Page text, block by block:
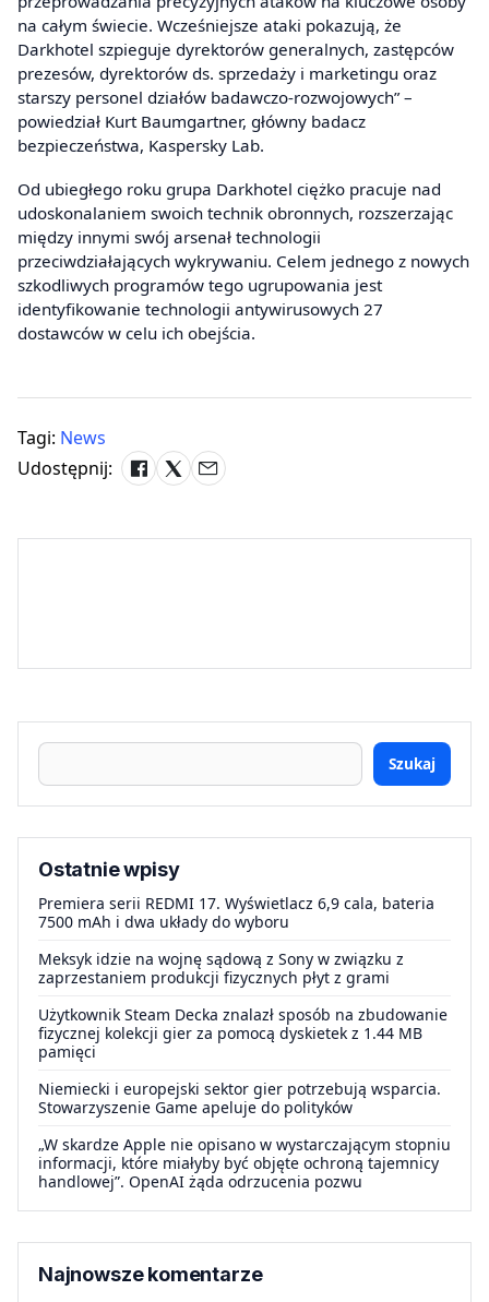
na całym świecie. Wcześniejsze ataki pokazują, że
Darkhotel szpieguje dyrektorów generalnych, zastępców
prezesów, dyrektorów ds. sprzedaży i marketingu oraz
starszy personel działów badawczo-rozwojowych” –
powiedział Kurt Baumgartner, główny badacz
bezpieczeństwa, Kaspersky Lab.
Od ubiegłego roku grupa Darkhotel ciężko pracuje nad
udoskonalaniem swoich technik obronnych, rozszerzając
między innymi swój arsenał technologii
przeciwdziałających wykrywaniu. Celem jednego z nowych
szkodliwych programów tego ugrupowania jest
identyfikowanie technologii antywirusowych 27
dostawców w celu ich obejścia.
Tagi: News
Udostępnij:
Szukaj
Ostatnie wpisy
Premiera serii REDMI 17. Wyświetlacz 6,9 cala, bateria
7500 mAh i dwa układy do wyboru
Meksyk idzie na wojnę sądową z Sony w związku z
zaprzestaniem produkcji fizycznych płyt z grami
Użytkownik Steam Decka znalazł sposób na zbudowanie
fizycznej kolekcji gier za pomocą dyskietek z 1.44 MB
pamięci
Niemiecki i europejski sektor gier potrzebują wsparcia.
Stowarzyszenie Game apeluje do polityków
„W skardze Apple nie opisano w wystarczającym stopniu
informacji, które miałyby być objęte ochroną tajemnicy
handlowej”. OpenAI żąda odrzucenia pozwu
Najnowsze komentarze